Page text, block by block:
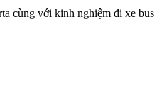
cùng với kinh nghiệm đi xe